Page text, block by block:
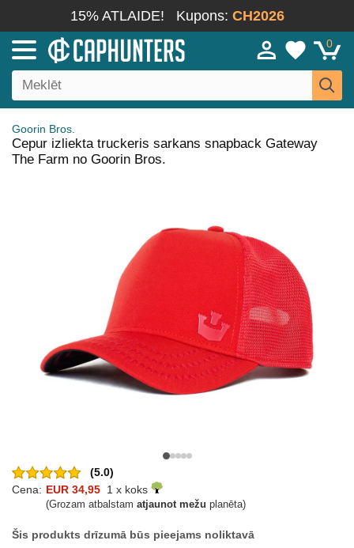
15% ATLAIDE! Kupons: CH2026
0
Goorin Bros.
Cepur izliekta truckeris sarkans snapback Gateway
The Farm no Goorin Bros.
(5.0)
Cena: EUR 34,95 1 x koks
(Grozam atbalstam atjaunot mežu planēta)
Šis produkts drīzumā būs pieejams noliktavā